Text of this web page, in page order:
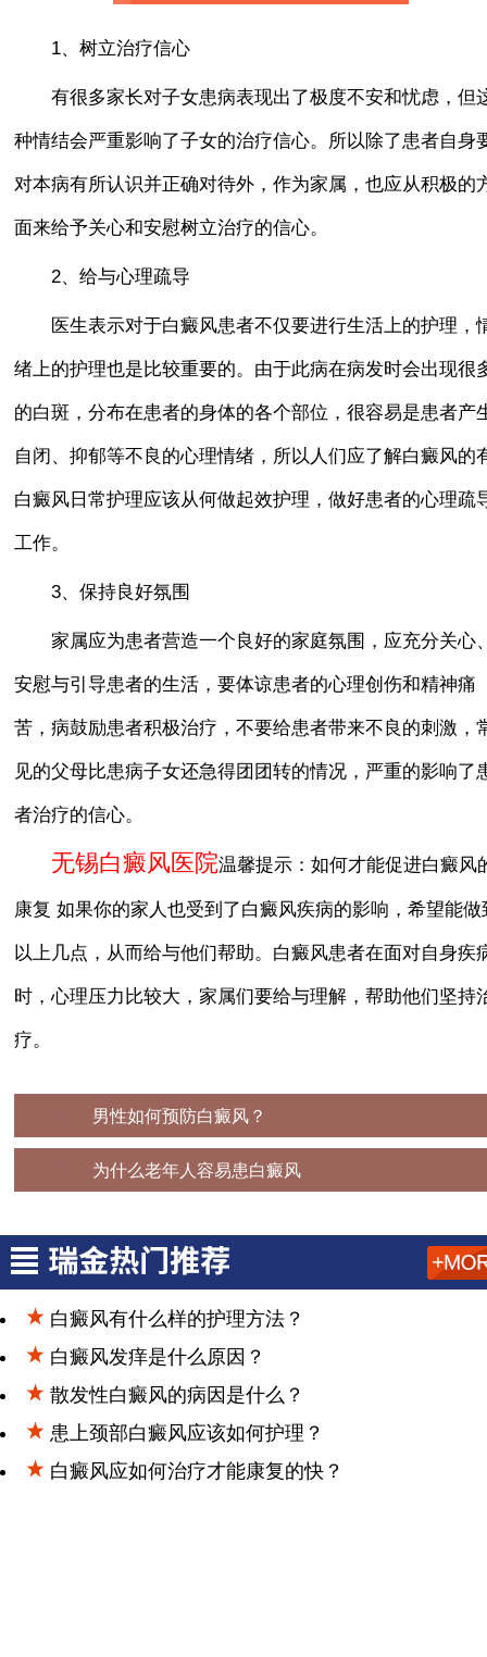
1、树立治疗信心
有很多家长对子女患病表现出了极度不安和忧虑，但
种情结会严重影响了子女的治疗信心。所以除了患者自身
对本病有所认识并正确对待外，作为家属，也应从积极的
面来给予关心和安慰树立治疗的信心。
2、给与心理疏导
医生表示对于白癜风患者不仅要进行生活上的护理，
绪上的护理也是比较重要的。由于此病在病发时会出现很
的白斑，分布在患者的身体的各个部位，很容易是患者产
自闭、抑郁等不良的心理情绪，所以人们应了解白癜风的
白癜风日常护理应该从何做起效护理，做好患者的心理疏
工作。
3、保持良好氛围
家属应为患者营造一个良好的家庭氛围，应充分关心
安慰与引导患者的生活，要体谅患者的心理创伤和精神痛
苦，病鼓励患者积极治疗，不要给患者带来不良的刺激，
见的父母比患病子女还急得团团转的情况，严重的影响了
者治疗的信心。
无锡白癜风医院温馨提示：如何才能促进白癜风
康复 如果你的家人也受到了白癜风疾病的影响，希望能做
以上几点，从而给与他们帮助。白癜风患者在面对自身疾
时，心理压力比较大，家属们要给与理解，帮助他们坚持
疗。
男性如何预防白癜风？
为什么老年人容易患白癜风
白癜风有什么样的护理方法？
白癜风发痒是什么原因？
散发性白癜风的病因是什么？
患上颈部白癜风应该如何护理？
白癜风应如何治疗才能康复的快？